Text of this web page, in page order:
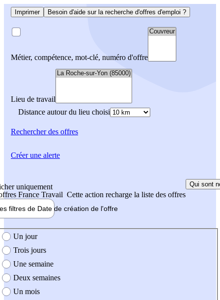
Imprimer Besoin d'aide sur la recherche d'offres d'emploi ?
Métier, compétence, mot-clé, numéro d'offre
Lieu de travail
Distance autour du lieu choisi
Rechercherdes offres
uniquement
France Travail Cette action recharge la liste des offres
Qui sont
filtres de Date de création de l'offre
création de l'offre
Un jour
Trois jours
Une semaine
Deux semaines
Un mois
Créer une alerte